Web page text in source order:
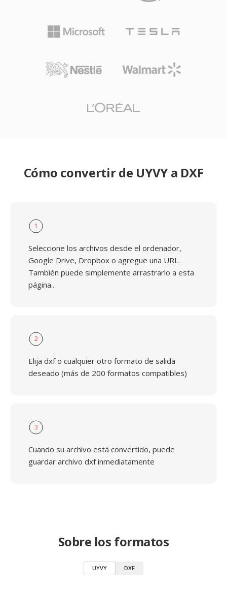
Cómo convertir de UYVY a DXF
1
Seleccione los archivos desde el ordenador,
Google Drive, Dropbox o agregue una URL.
También puede simplemente arrastrarlo a esta
página..
2
Elija dxf o cualquier otro formato de salida
deseado (más de 200 formatos compatibles)
3
Cuando su archivo está convertido, puede
guardar archivo dxf inmediatamente
Sobre los formatos
UYVY DXF